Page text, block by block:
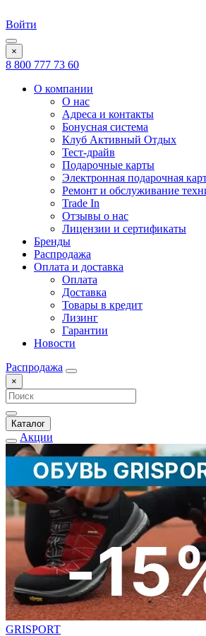
Войти
×
8 800 777 73 60
О компании
О нас
Адреса и контакты
Бонусная система
Клуб Активный Отдых
Тест-драйв
Подарочные карты
Электронная подарочная
Ремонт и обслуживание
Trade In
Отзывы о нас
Лицензии и сертификаты
Бренды
Распродажа
Оплата и доставка
Оплата
Доставка
Товары в кредит
Лизинг
Гарантии
Новости
Распродажа
×
Каталог
Акции
GRISPORT